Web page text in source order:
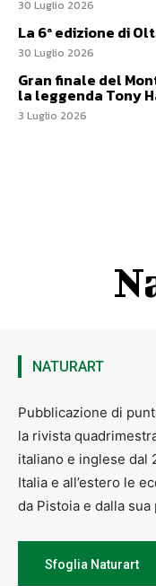
30 Luglio 2026
La 6ª edizione di
30 Luglio 2026
Gran finale del
la leggenda Tony
3 Luglio 2026
NATURART
Pubblicazione di
la rivista
italiano e inglese dal
Italia e all’estero le
da Pistoia e dalla sua
Sfoglia Naturart